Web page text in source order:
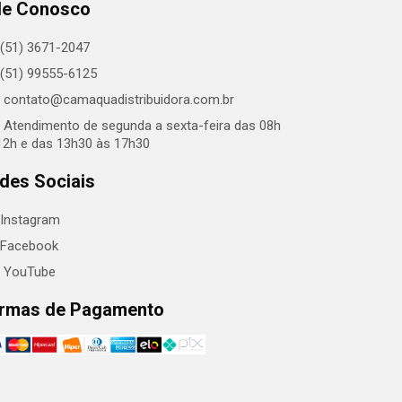
Conosco
(51) 3671-2047
(51) 99555-6125
contato@camaquadistribuidora.com.br
Atendimento de segunda a sexta-feira das 08h
e das 13h30 às 17h30
Sociais
Instagram
Facebook
YouTube
de Pagamento